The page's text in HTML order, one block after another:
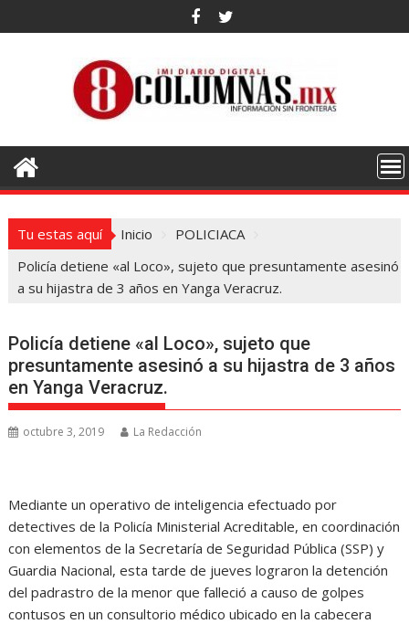
al
Tu estas aquí Inicio
POLICIACA
Policía detiene «al Loco», sujeto que presuntamente asesinó
a su hijastra de 3 años en Yanga Veracruz.
Policía detiene «al Loco», sujeto que
presuntamente asesinó a su hijastra de 3 años
en Yanga Veracruz.
octubre 3, 2019 La Redacción
Mediante un operativo de inteligencia efectuado por
detectives de la Policía Ministerial Acreditable, en coordinación
con elementos de la Secretaría de Seguridad Pública (SSP) y
Guardia Nacional, esta tarde de jueves lograron la detención
del padrastro de la menor que falleció a causo de golpes
contusos en un consultorio médico ubicado en la cabecera